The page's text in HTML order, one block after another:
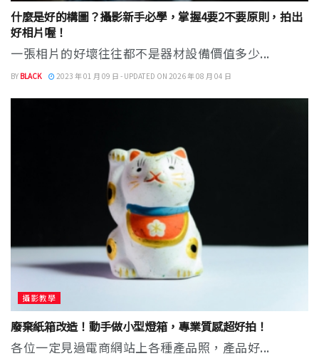
什麼是好的構圖？攝影新手必學，掌握4要2不要原則，拍出
好相片喔！
一張相片的好壞往往都不是器材設備價值多少...
BY BLACK 2023 年 01 月 09 日 - UPDATED ON 2026 年 08 月 04 日
攝影教學
廢棄紙箱改造！動手做小型燈箱，專業質感超好拍！
各位一定見過電商網站上各種產品照，產品好...